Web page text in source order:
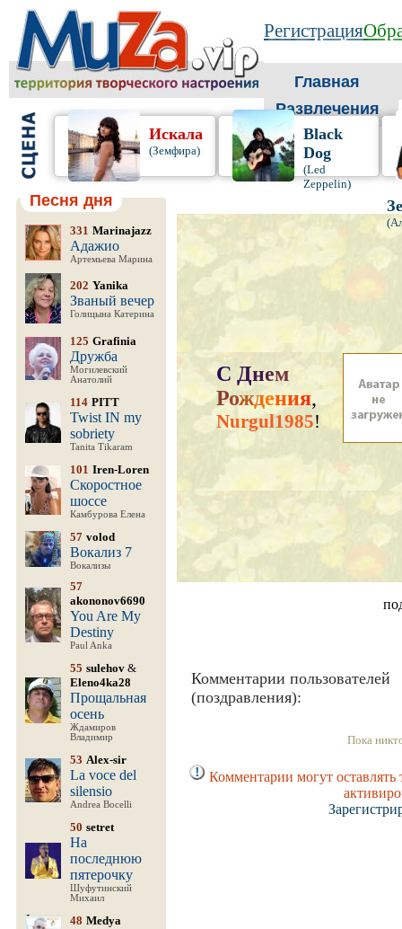
Регистрация
Главная
Развлечения
Искала
(Земфира)
Black
Dog
(Led
Zeppelin)
Песня дня
331 Marinajazz
Адажио
Артемьева Марина
202 Yanika
Званый вечер
Голицына Катерина
125 Grafinia
Дружба
Могилевский
Анатолий
114 PITT
Twist IN my
sobriety
Tanita Tikaram
101 Iren-Loren
Скоростное
шоссе
Камбурова Елена
57 volod
Вокализ 7
Вокализы
57
akononov6690
You Are My
Destiny
Paul Anka
55 sulehov &
Eleno4ka28
Прощальная
осень
Ждамиров
Владимир
53 Alex-sir
La voce del
silensio
Andrea Bocelli
50 setret
На
последнюю
пятерочку
Шуфутинский
Михаил
48 Medya
С Днем
Рождения,
Nurgul1985!
Комментарии пользователей
(поздравления):
Пока
Комментарии могут оставлять